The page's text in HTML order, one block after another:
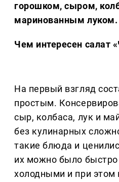
горошком, сыром,
маринованным луком.
Чем интересен салат
На первый взгляд
простым.
сыр, колбаса, лук и
без кулинарных
такие блюда и
их можно было быстро
холодными и при этом